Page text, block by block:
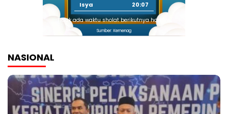
Isya
20:07
Tidak ada waktu sholat berikutnya hari ini.
Sumber: Kemenag
NASIONAL